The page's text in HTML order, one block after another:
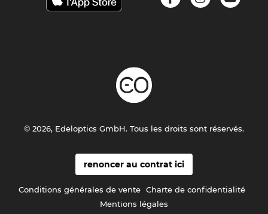
renoncer au contrat ici
Conditions générales de vente Charte de confidentialité
Mentions légales
© 2026, Edeloptics GmbH. Tous les droits sont réservés.